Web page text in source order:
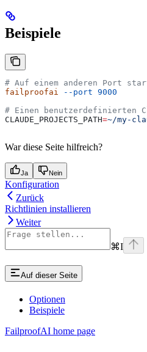
Beispiele
# Auf einem anderen Port
failproofai
--port 9000
# Einen benutzerdefinierten
CLAUDE_PROJECTS_PATH=~/my-
War diese Seite hilfreich?
Ja Nein
Konfiguration
Zurück
Richtlinien installieren
Weiter
⌘I
Auf dieser Seite
Optionen
Beispiele
FailproofAI home page